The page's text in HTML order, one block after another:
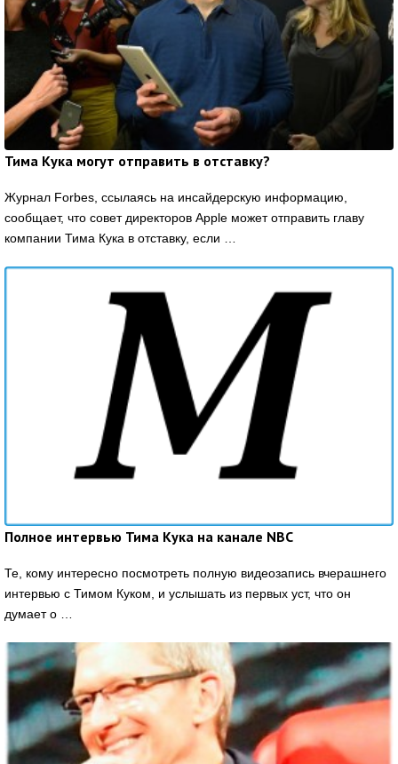
Тима Кука могут отправить в отставку?
Журнал Forbes, ссылаясь на инсайдерскую информацию,
сообщает, что совет директоров Apple может отправить главу
компании Тима Кука в отставку, если …
Полное интервью Тима Кука на канале NBC
Те, кому интересно посмотреть полную видеозапись вчерашнего
интервью с Тимом Куком, и услышать из первых уст, что он
думает о …